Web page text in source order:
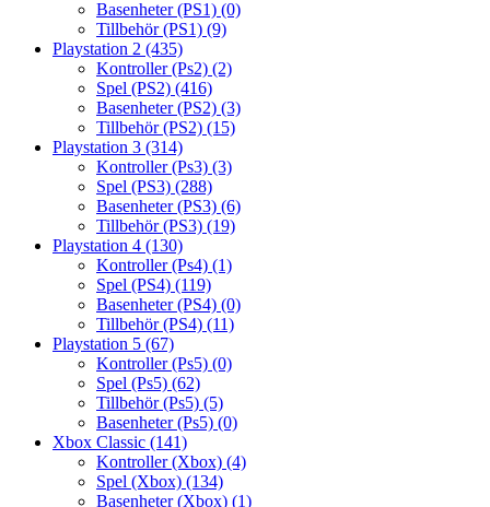
Basenheter (PS1) (0)
Tillbehör (PS1) (9)
Playstation 2 (435)
Kontroller (Ps2) (2)
Spel (PS2) (416)
Basenheter (PS2) (3)
Tillbehör (PS2) (15)
Playstation 3 (314)
Kontroller (Ps3) (3)
Spel (PS3) (288)
Basenheter (PS3) (6)
Tillbehör (PS3) (19)
Playstation 4 (130)
Kontroller (Ps4) (1)
Spel (PS4) (119)
Basenheter (PS4) (0)
Tillbehör (PS4) (11)
Playstation 5 (67)
Kontroller (Ps5) (0)
Spel (Ps5) (62)
Tillbehör (Ps5) (5)
Basenheter (Ps5) (0)
Xbox Classic (141)
Kontroller (Xbox) (4)
Spel (Xbox) (134)
Basenheter (Xbox) (1)